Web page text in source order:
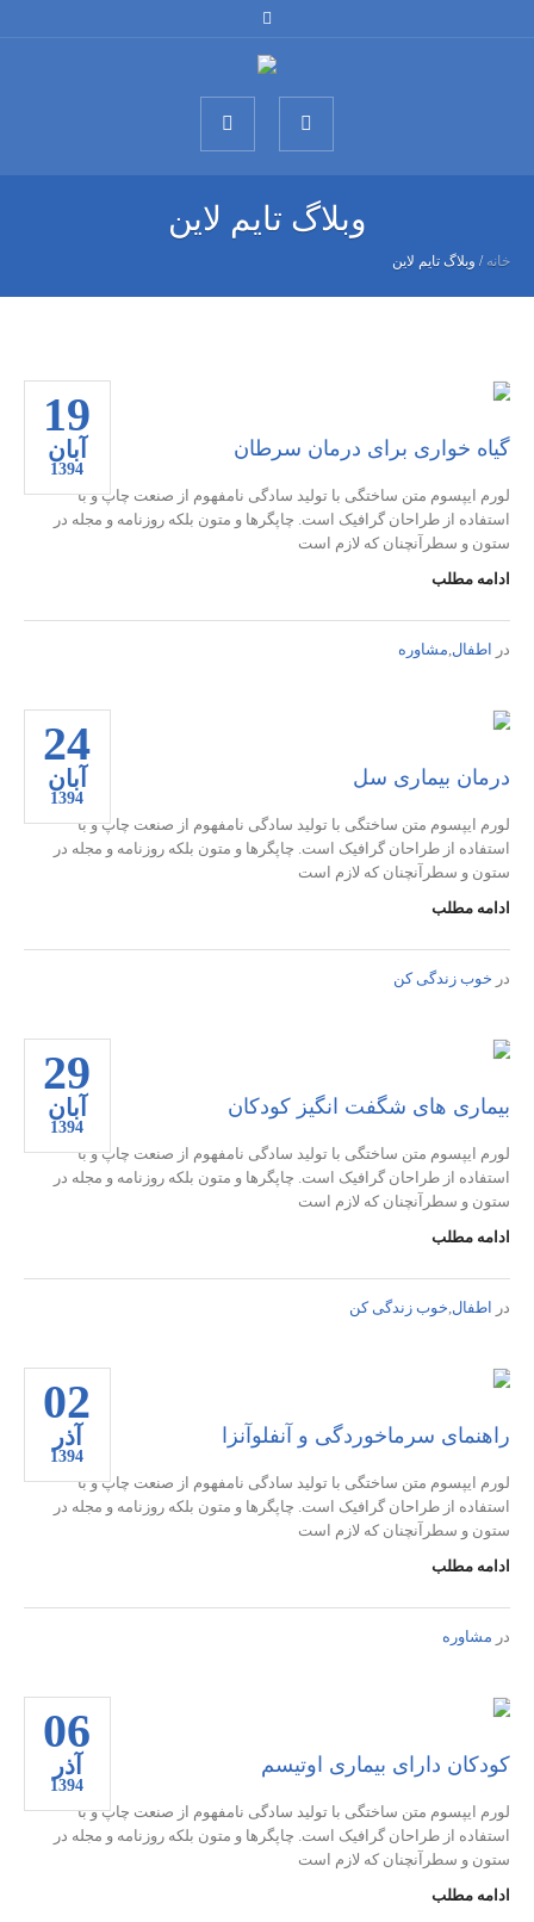
وبلاگ تایم لاین
خانه / وبلاگ تایم لاین
19
آبان
1394
گیاه خواری برای درمان سرطان
لورم ایپسوم متن ساختگی با تولید سادگی نامفهوم از صنعت چاپ و با
استفاده از طراحان گرافیک است. چاپگرها و متون بلکه روزنامه و مجله در
ستون و سطرآنچنان که لازم است
ادامه مطلب
در اطفال مشاوره
24
آبان
1394
درمان بیماری سل
لورم ایپسوم متن ساختگی با تولید سادگی نامفهوم از صنعت چاپ و با
استفاده از طراحان گرافیک است. چاپگرها و متون بلکه روزنامه و مجله در
ستون و سطرآنچنان که لازم است
ادامه مطلب
در خوب زندگی کن
29
آبان
1394
بیماری های شگفت انگیز کودکان
لورم ایپسوم متن ساختگی با تولید سادگی نامفهوم از صنعت چاپ و با
استفاده از طراحان گرافیک است. چاپگرها و متون بلکه روزنامه و مجله در
ستون و سطرآنچنان که لازم است
ادامه مطلب
در اطفال خوب زندگی کن
02
آذر
1394
راهنمای سرماخوردگی و آنفلوآنزا
لورم ایپسوم متن ساختگی با تولید سادگی نامفهوم از صنعت چاپ و با
استفاده از طراحان گرافیک است. چاپگرها و متون بلکه روزنامه و مجله در
ستون و سطرآنچنان که لازم است
ادامه مطلب
در مشاوره
06
آذر
1394
کودکان دارای بیماری اوتیسم
لورم ایپسوم متن ساختگی با تولید سادگی نامفهوم از صنعت چاپ و با
استفاده از طراحان گرافیک است. چاپگرها و متون بلکه روزنامه و مجله در
ستون و سطرآنچنان که لازم است
ادامه مطلب